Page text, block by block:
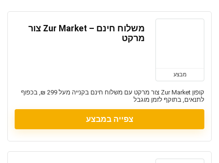
מבצע
משלוח חינם – Zur Market צור
מרקט
קופון Zur Market צור מרקט עם משלוח חינם בקנייה מעל 299 ₪, בכפוף
לתנאים, בתוקף לזמן מוגבל
צפייה במבצע